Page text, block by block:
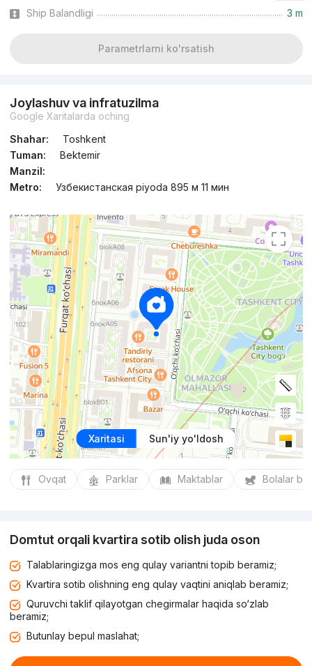
Ship Balandligi 3 m
Parametrlarni ko'rsatish
Joylashuv va infratuzilma
Google Xaritalarda oching
Shahar:
Toshkent
Tuman:
Bektemir
Manzil:
Metro:
Узбекистанская piyoda 895 м 11 мин
Xaritasi Sun'iy yo'ldosh
Ovqat Parklar Maktablar Bolalar
Domtut orqali kvartira sotib olish juda oson
Talablaringizga mos eng qulay variantni topib beramiz;
Kvartira sotib olishning eng qulay vaqtini aniqlab beramiz;
Quruvchi taklif qilayotgan chegirmalar haqida so‘zlab
beramiz;
Butunlay bepul maslahat;